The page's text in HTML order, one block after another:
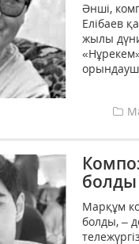
Әнші,
Елібаев
жылы
болды
Марқұм
болды, –